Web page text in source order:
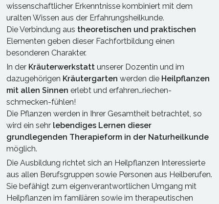
wissenschaftlicher Erkenntnisse kombiniert mit dem
uralten Wissen aus der Erfahrungsheilkunde.
Die Verbindung aus theoretischen und praktischen
Elementen geben dieser Fachfortbildung einen
besonderen Charakter.
In der Kräuterwerkstatt unserer Dozentin und im
dazugehörigen Kräutergarten werden die Heilpflanzen
mit allen Sinnen erlebt und erfahren…riechen-
schmecken-fühlen!
Die Pflanzen werden in Ihrer Gesamtheit betrachtet, so
wird ein sehr lebendiges Lernen dieser
grundlegenden Therapieform in der Naturheilkunde
möglich.
Die Ausbildung richtet sich an Heilpflanzen Interessierte
aus allen Berufsgruppen sowie Personen aus Heilberufen.
Sie befähigt zum eigenverantwortlichen Umgang mit
Heilpflanzen im familiären sowie im therapeutischen